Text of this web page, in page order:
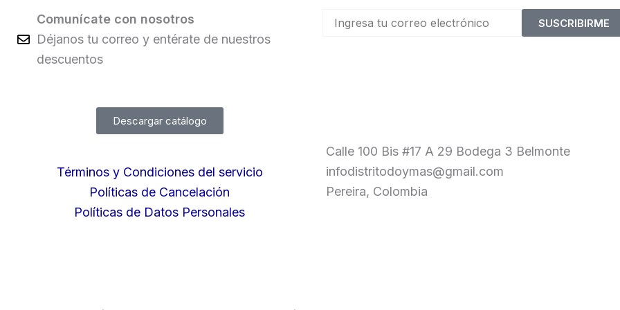
Comunícate con nosotros
Déjanos tu correo y entérate de nuestros
descuentos
SUSCRIBIRME
Descargar catálogo
Términos y Condiciones del servicio
Políticas de Cancelación
Políticas de Datos Personales
Calle 100 Bis #17 A 29 Bodega 3 Belmonte
infodistritodoymas@gmail.com
Pereira, Colombia